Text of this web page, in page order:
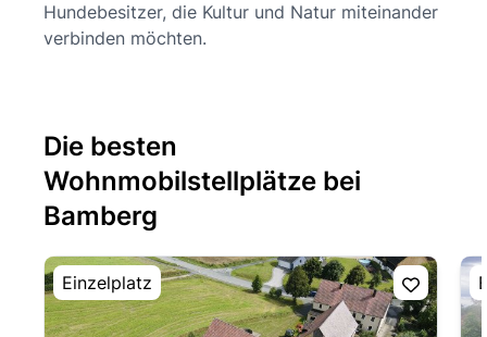
Hundebesitzer, die Kultur und Natur miteinander
verbinden möchten.
Die besten
Wohnmobilstellplätze bei
Bamberg
Einzelplatz